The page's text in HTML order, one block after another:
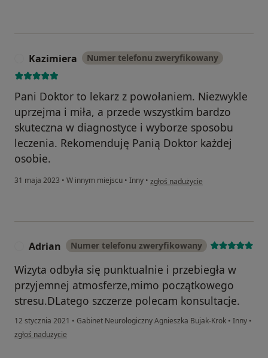
Kazimiera Numer telefonu zweryfikowany
Pani Doktor to lekarz z powołaniem. Niezwykle
uprzejma i miła, a przede wszystkim bardzo
skuteczna w diagnostyce i wyborze sposobu
leczenia. Rekomenduję Panią Doktor każdej
osobie.
31 maja 2023 • W innym miejscu • Inny • w opinii użytkownika Kazimiera
zgłoś nadużycie
Adrian Numer telefonu zweryfikowany
Wizyta odbyła się punktualnie i przebiegła w
przyjemnej atmosferze,mimo początkowego
stresu.DLatego szczerze polecam konsultacje.
12 stycznia 2021 • Gabinet Neurologiczny Agnieszka Bujak-Krok • Inny •
w opinii użytkownika Adrian
zgłoś nadużycie